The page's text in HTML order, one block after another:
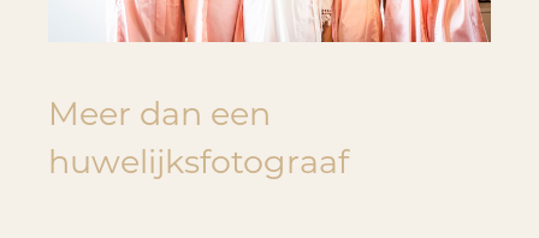
Meer dan een
huwelijksfotograaf